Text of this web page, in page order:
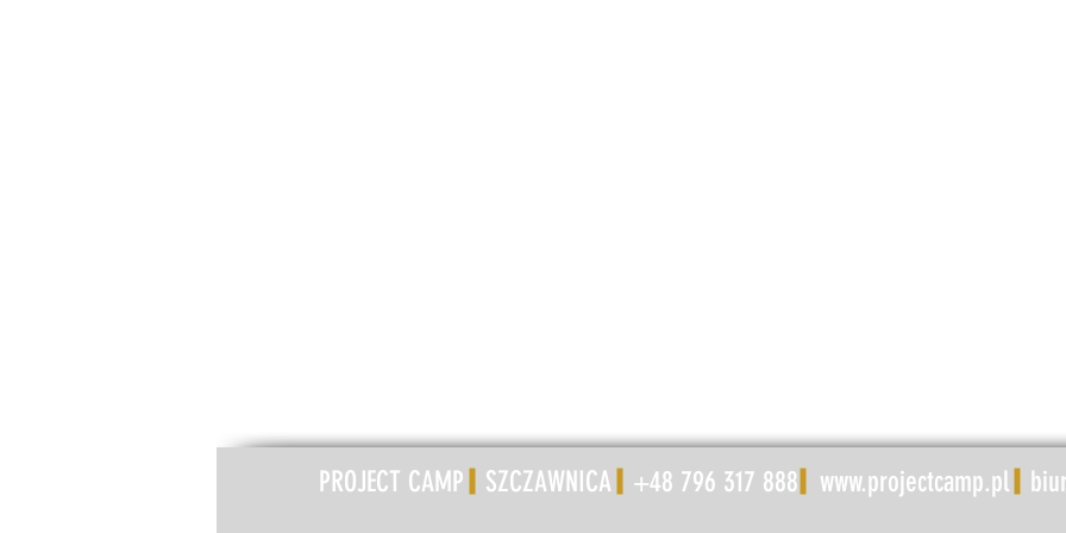
PROJECT CAMP SZCZAWNICA +48 796 317 888 www.projectcamp.pl